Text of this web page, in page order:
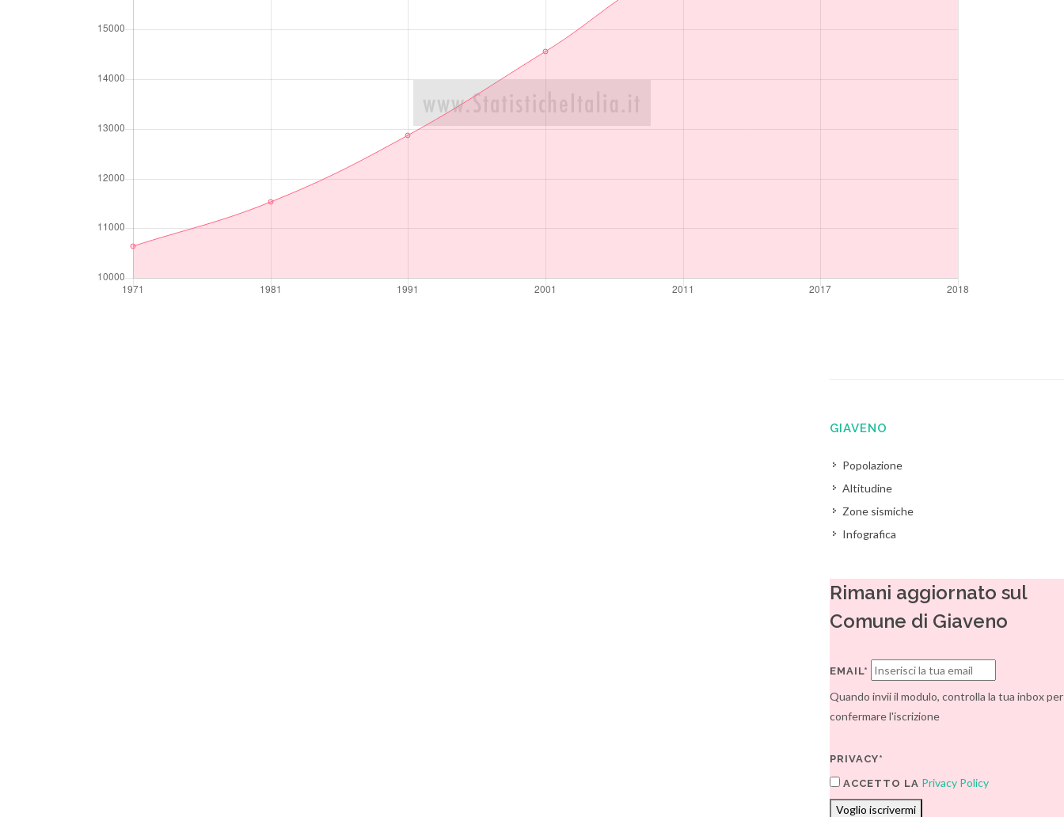
GIAVENO
Popolazione
Altitudine
Zone sismiche
Infografica
Rimani aggiornato sul
Comune di Giaveno
EMAIL*
Quando invii il modulo, controlla la tua inbox per
confermare l'iscrizione
PRIVACY*
ACCETTO LA Privacy Policy
Voglio iscrivermi